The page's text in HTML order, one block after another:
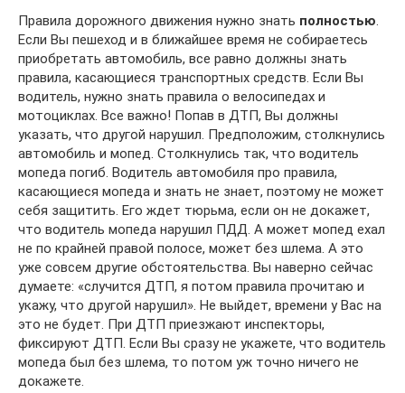
Правила дорожного движения нужно знать полностью.
Если Вы пешеход и в ближайшее время не собираетесь
приобретать автомобиль, все равно должны знать
правила, касающиеся транспортных средств. Если Вы
водитель, нужно знать правила о велосипедах и
мотоциклах. Все важно! Попав в ДТП, Вы должны
указать, что другой нарушил. Предположим, столкнулись
автомобиль и мопед. Столкнулись так, что водитель
мопеда погиб. Водитель автомобиля про правила,
касающиеся мопеда и знать не знает, поэтому не может
себя защитить. Его ждет тюрьма, если он не докажет,
что водитель мопеда нарушил ПДД. А может мопед ехал
не по крайней правой полосе, может без шлема. А это
уже совсем другие обстоятельства. Вы наверно сейчас
думаете: «случится ДТП, я потом правила прочитаю и
укажу, что другой нарушил». Не выйдет, времени у Вас на
это не будет. При ДТП приезжают инспекторы,
фиксируют ДТП. Если Вы сразу не укажете, что водитель
мопеда был без шлема, то потом уж точно ничего не
докажете.